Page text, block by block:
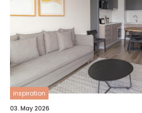
inspiration
03. May 2026